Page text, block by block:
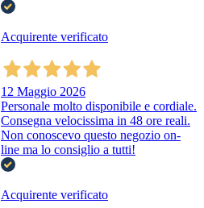
Acquirente verificato
12 Maggio 2026
Personale molto disponibile e cordiale.
Consegna velocissima in 48 ore reali.
Non conoscevo questo negozio on-
line ma lo consiglio a tutti!
Acquirente verificato